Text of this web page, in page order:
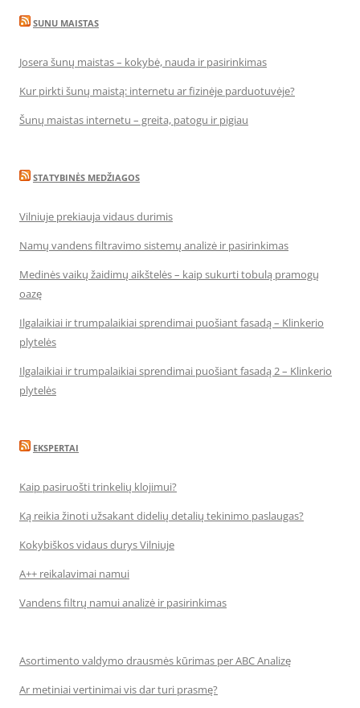
SUNU MAISTAS
Josera šunų maistas – kokybė, nauda ir pasirinkimas
Kur pirkti šunų maistą: internetu ar fizinėje parduotuvėje?
Šunų maistas internetu – greita, patogu ir pigiau
STATYBINĖS MEDŽIAGOS
Vilniuje prekiauja vidaus durimis
Namų vandens filtravimo sistemų analizė ir pasirinkimas
Medinės vaikų žaidimų aikštelės – kaip sukurti tobulą pramogų
oazę
Ilgalaikiai ir trumpalaikiai sprendimai puošiant fasadą – Klinkerio
plytelės
Ilgalaikiai ir trumpalaikiai sprendimai puošiant fasadą 2 – Klinkerio
plytelės
EKSPERTAI
Kaip pasiruošti trinkelių klojimui?
Ką reikia žinoti užsakant didelių detalių tekinimo paslaugas?
Kokybiškos vidaus durys Vilniuje
A++ reikalavimai namui
Vandens filtrų namui analizė ir pasirinkimas
Asortimento valdymo drausmės kūrimas per ABC Analizę
Ar metiniai vertinimai vis dar turi prasmę?